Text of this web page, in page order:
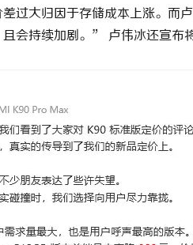
过大归因于存储成本上涨。
且会持续加剧。” 卢伟冰还宣